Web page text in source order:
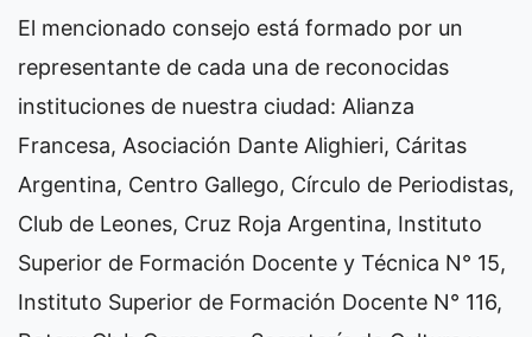
El mencionado consejo está formado por un
representante de cada una de reconocidas
instituciones de nuestra ciudad: Alianza
Francesa, Asociación Dante Alighieri, Cáritas
Argentina, Centro Gallego, Círculo de Periodistas,
Club de Leones, Cruz Roja Argentina, Instituto
Superior de Formación Docente y Técnica N° 15,
Instituto Superior de Formación Docente N° 116,